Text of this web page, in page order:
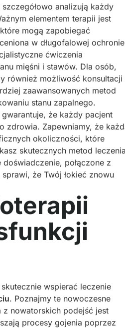
analizują każdy
elementem terapii jest
mogą zapobiegać
w długofalowej ochronie
ćwiczenia
mięśni i stawów. Dla osób,
również możliwość konsultacji
zaawansowanych metod
stanu zapalnego.
że każdy pacjent
zdrowia. Zapewniamy, że
okoliczności, które
skutecznych metod leczenia
połączone z
że Twój łokieć znowu
wspierać leczenie
. Poznajmy te nowoczesne
z nowatorskich podejść jest
procesy gojenia poprzez